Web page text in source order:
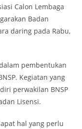
Calon Lembaga
Badan
daring pada Rabu,
pembentukan
Kegiatan yang
perwakilan BNSP
Lisensi.
hal yang perlu